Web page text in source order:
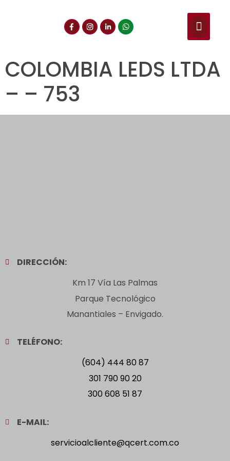
COLOMBIA LEDS LTDA
– – 753
DIRECCIÓN:
Km 17 Vía Las Palmas
Parque Tecnológico
Manantiales – Envigado.
TELÉFONO:
(604) 444 80 87
301 790 90 20
300 608 51 87
E-MAIL:
servicioalcliente@qcert.com.co